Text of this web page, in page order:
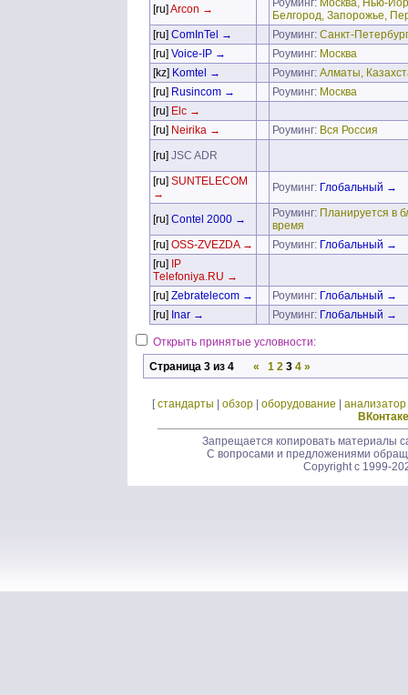
[ru] Arcon → Роуминг: Москва, Нью-
Белгород, Запорожье,
[ru] ComInTel → Роуминг: Санкт-Петербург
[ru] Voice-IP → Роуминг: Москва
[kz] Komtel → Роуминг: Алматы,
[ru] Rusincom → Роуминг: Москва
[ru] Elc →
[ru] Neirika → Роуминг: Вся Россия
[ru] JSC ADR
[ru] SUNTELECOM
→
Роуминг: Глобальный →
[ru] Contel 2000 → Роуминг: Планируется в
время
[ru] OSS-ZVEZDA → Роуминг: Глобальный →
[ru] IP
Тelefoniya.RU →
[ru] Zebratelecom → Роуминг: Глобальный →
[ru] Inar → Роуминг: Глобальный →
Открыть принятые условности:
Страница 3 из 4
« 1 2 3 4 »
[стандарты обзор оборудование анализатор
ВКонтаке
Запрещается копировать материалы
С вопросами и предложениями
Copyright c 1999-